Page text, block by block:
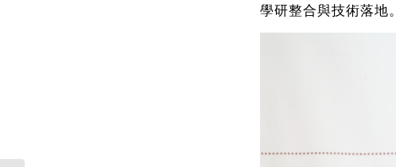
學研整合與技術落地。